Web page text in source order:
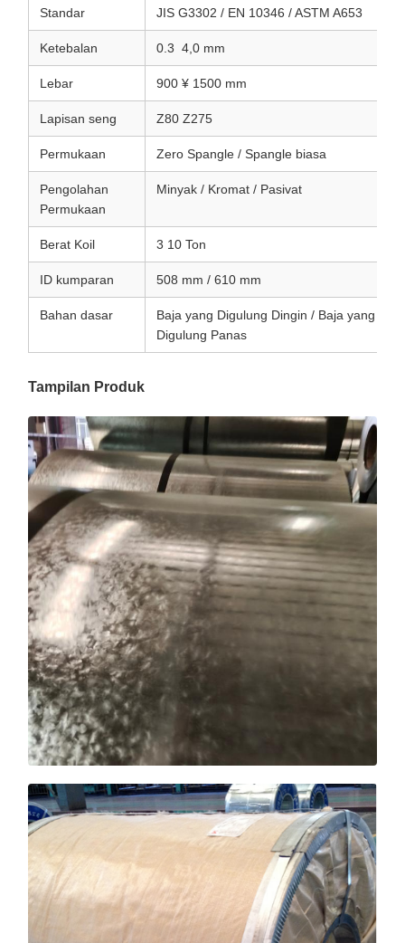
Standar JIS G3302 / EN 10346 / ASTM A653
Ketebalan 0.3 ️ 4,0 mm
Lebar 900 ¥ 1500 mm
Lapisan seng Z80 Z275
Permukaan Zero Spangle / Spangle biasa
Pengolahan
Permukaan
Minyak / Kromat / Pasivat
Berat Koil 3 10 Ton
ID kumparan 508 mm / 610 mm
Bahan dasar
Baja yang Digulung Dingin / Baja yang
Digulung Panas
Tampilan Produk